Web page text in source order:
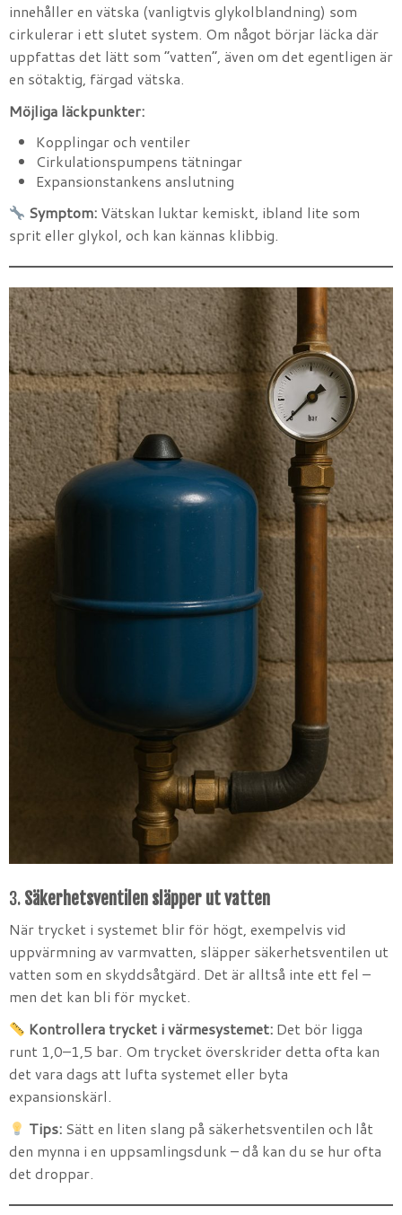
innehåller en vätska (vanligtvis glykolblandning) som
cirkulerar i ett slutet system. Om något börjar läcka där
uppfattas det lätt som ”vatten”, även om det egentligen är
en sötaktig, färgad vätska.
Möjliga läckpunkter:
Kopplingar och ventiler
Cirkulationspumpens tätningar
Expansionstankens anslutning
Symptom: Vätskan luktar kemiskt, ibland lite som
sprit eller glykol, och kan kännas klibbig.
3. Säkerhetsventilen släpper ut vatten
När trycket i systemet blir för högt, exempelvis vid
uppvärmning av varmvatten, släpper säkerhetsventilen ut
vatten som en skyddsåtgärd. Det är alltså inte ett fel –
men det kan bli för mycket.
Kontrollera trycket i värmesystemet: Det bör ligga
runt 1,0–1,5 bar. Om trycket överskrider detta ofta kan
det vara dags att lufta systemet eller byta
expansionskärl.
Tips: Sätt en liten slang på säkerhetsventilen och låt
den mynna i en uppsamlingsdunk – då kan du se hur ofta
det droppar.